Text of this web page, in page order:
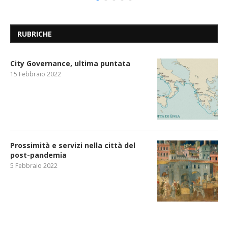
RUBRICHE
City Governance, ultima puntata
15 Febbraio 2022
Prossimità e servizi nella città del
post-pandemia
5 Febbraio 2022